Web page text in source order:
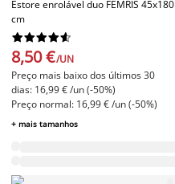
Estore enrolável duo FEMRIS 45x180
cm






8,50 €/UN
Preço mais baixo dos últimos 30
dias: 16,99 € /un (-50%)
Preço normal: 16,99 € /un (-50%)
+ mais tamanhos